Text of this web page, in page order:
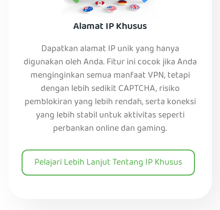
Alamat IP Khusus
Dapatkan alamat IP unik yang hanya
digunakan oleh Anda. Fitur ini cocok jika Anda
menginginkan semua manfaat VPN, tetapi
dengan lebih sedikit CAPTCHA, risiko
pemblokiran yang lebih rendah, serta koneksi
yang lebih stabil untuk aktivitas seperti
perbankan online dan gaming.
Pelajari Lebih Lanjut Tentang IP Khusus